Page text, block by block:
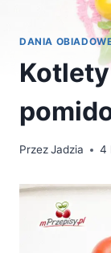
DANIA
PrzezJadzia 4